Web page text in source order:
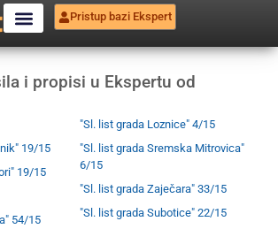
Pristup bazi Ekspert
i propisi u Ekspertu od
19/15
19/15
54/15
"Sl. list grada Loznice" 4/15
"Sl. list grada Sremska Mitrovica"
6/15
"Sl. list grada Zaječara" 33/15
"Sl. list grada Subotice" 22/15